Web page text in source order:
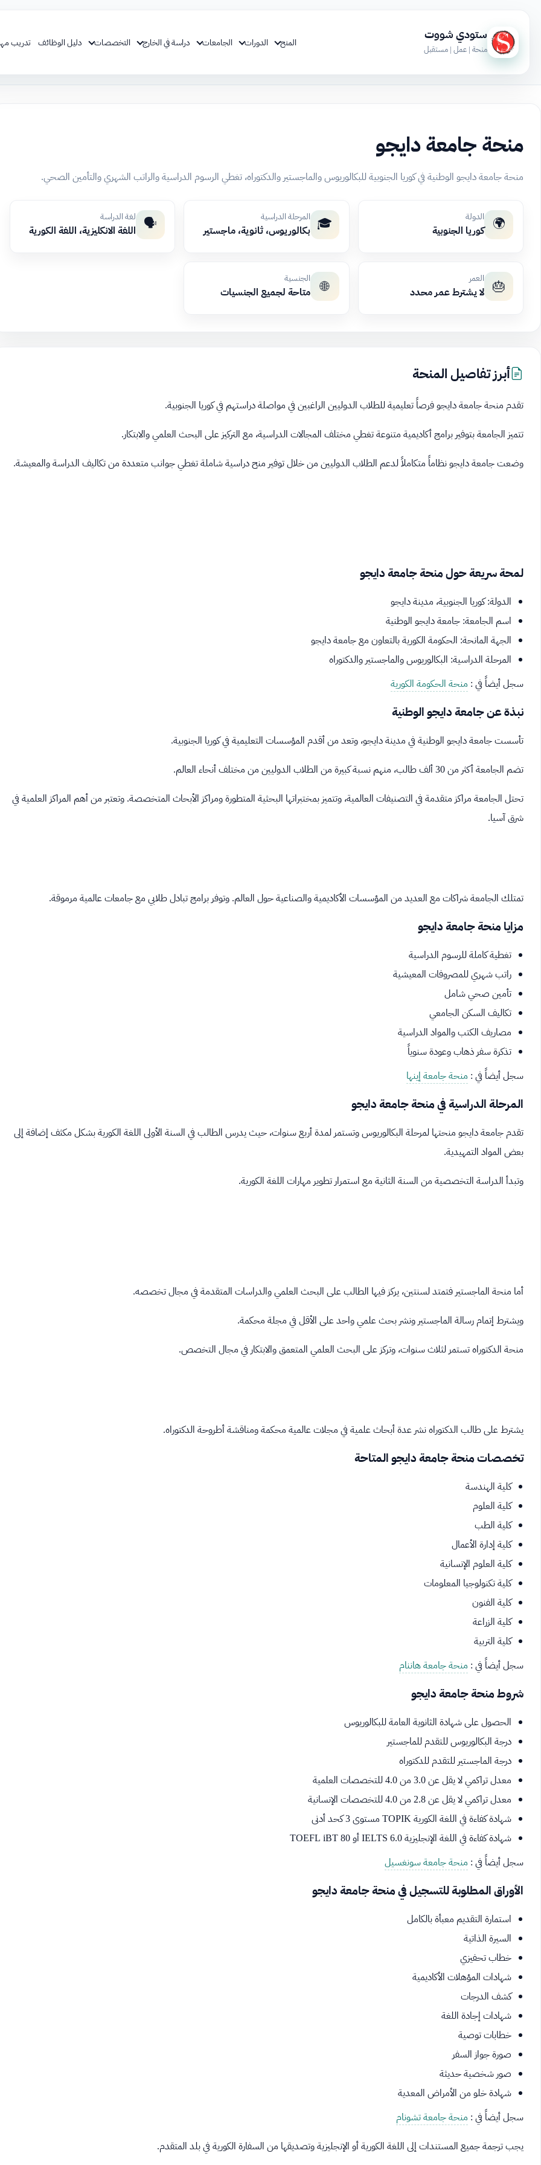
ستودي شووت
منحة | عمل | مستقبل
المنح الدورات الجامعات دراسة في الخارج التخصصات دليل الوظائف تدريب
منحة جامعة دايجو
منحة جامعة دايجو الوطنية في كوريا الجنوبية للبكالوريوس والماجستير والدكتوراه، تغطي الرسوم الدراسية والراتب الشهري والتأمين الصحي.
🌍 الدولة
كوريا الجنوبية 🎓 المرحلة الدراسية
بكالوريوس، ثانوية، ماجستير 🗣️ لغة الدراسة
اللغة الانكليزية، اللغة الكورية
🎂 العمر
لا يشترط عمر محدد 🌐 الجنسية
متاحة لجميع الجنسيات
أبرز تفاصيل المنحة
تقدم منحة جامعة دايجو فرصاً تعليمية للطلاب الدوليين الراغبين في مواصلة دراستهم في كوريا الجنوبية.
تتميز الجامعة بتوفير برامج أكاديمية متنوعة تغطي مختلف المجالات الدراسية، مع التركيز على البحث العلمي والابتكار.
وضعت جامعة دايجو نظاماً متكاملاً لدعم الطلاب الدوليين من خلال توفير منح دراسية شاملة تغطي جوانب متعددة من تكاليف الدراسة والمعيشة.
لمحة سريعة حول منحة جامعة دايجو
الدولة: كوريا الجنوبية، مدينة دايجو
اسم الجامعة: جامعة دايجو الوطنية
الجهة المانحة: الحكومة الكورية بالتعاون مع جامعة دايجو
المرحلة الدراسية: البكالوريوس والماجستير والدكتوراه
سجل أيضاً في : منحة الحكومة الكورية
نبذة عن جامعة دايجو الوطنية
تأسست جامعة دايجو الوطنية في مدينة دايجو، وتعد من أقدم المؤسسات التعليمية في كوريا الجنوبية.
تضم الجامعة أكثر من 30 ألف طالب، منهم نسبة كبيرة من الطلاب الدوليين من مختلف أنحاء العالم.
تحتل الجامعة مراكز متقدمة في التصنيفات العالمية، وتتميز بمختبراتها البحثية المتطورة ومراكز الأبحاث المتخصصة. وتعتبر من أهم المراكز العلمية في
شرق آسيا.
تمتلك الجامعة شراكات مع العديد من المؤسسات الأكاديمية والصناعية حول العالم. وتوفر برامج تبادل طلابي مع جامعات عالمية مرموقة.
مزايا منحة جامعة دايجو
تغطية كاملة للرسوم الدراسية
راتب شهري للمصروفات المعيشية
تأمين صحي شامل
تكاليف السكن الجامعي
مصاريف الكتب والمواد الدراسية
تذكرة سفر ذهاب وعودة سنوياً
سجل أيضاً في : منحة جامعة إينها
المرحلة الدراسية في منحة جامعة دايجو
تقدم جامعة دايجو منحتها لمرحلة البكالوريوس وتستمر لمدة أربع سنوات، حيث يدرس الطالب في السنة الأولى اللغة الكورية بشكل مكثف إضافة إلى
بعض المواد التمهيدية.
وتبدأ الدراسة التخصصية من السنة الثانية مع استمرار تطوير مهارات اللغة الكورية.
أما منحة الماجستير فتمتد لسنتين، يركز فيها الطالب على البحث العلمي والدراسات المتقدمة في مجال تخصصه.
ويشترط إتمام رسالة الماجستير ونشر بحث علمي واحد على الأقل في مجلة محكمة.
منحة الدكتوراه تستمر لثلاث سنوات، وتركز على البحث العلمي المتعمق والابتكار في مجال التخصص.
يشترط على طالب الدكتوراه نشر عدة أبحاث علمية في مجلات عالمية محكمة ومناقشة أطروحة الدكتوراه.
تخصصات منحة جامعة دايجو المتاحة
كلية الهندسة
كلية العلوم
كلية الطب
كلية إدارة الأعمال
كلية العلوم الإنسانية
كلية تكنولوجيا المعلومات
كلية الفنون
كلية الزراعة
كلية التربية
سجل أيضاً في : منحة جامعة هاننام
شروط منحة جامعة دايجو
الحصول على شهادة الثانوية العامة للبكالوريوس
درجة البكالوريوس للتقدم للماجستير
درجة الماجستير للتقدم للدكتوراه
معدل تراكمي لا يقل عن 3.0 من 4.0 للتخصصات العلمية
معدل تراكمي لا يقل عن 2.8 من 4.0 للتخصصات الإنسانية
شهادة كفاءة في اللغة الكورية TOPIK مستوى 3 كحد أدنى
شهادة كفاءة في اللغة الإنجليزية IELTS 6.0 أو TOEFL iBT 80
سجل أيضاً في : منحة جامعة سونغسيل
الأوراق المطلوبة للتسجيل في منحة جامعة دايجو
استمارة التقديم معبأة بالكامل
السيرة الذاتية
خطاب تحفيزي
شهادات المؤهلات الأكاديمية
كشف الدرجات
شهادات إجادة اللغة
خطابات توصية
صورة جواز السفر
صور شخصية حديثة
شهادة خلو من الأمراض المعدية
سجل أيضاً في : منحة جامعة تشونام
يجب ترجمة جميع المستندات إلى اللغة الكورية أو الإنجليزية وتصديقها من السفارة الكورية في بلد المتقدم.